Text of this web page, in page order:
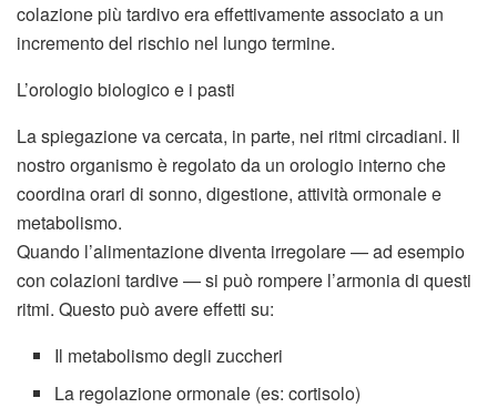
colazione più tardivo era effettivamente associato a un
incremento del rischio nel lungo termine.
L’orologio biologico e i pasti
La spiegazione va cercata, in parte, nei ritmi circadiani. Il
nostro organismo è regolato da un orologio interno che
coordina orari di sonno, digestione, attività ormonale e
metabolismo.
Quando l’alimentazione diventa irregolare — ad esempio
con colazioni tardive — si può rompere l’armonia di questi
ritmi. Questo può avere effetti su:
Il metabolismo degli zuccheri
La regolazione ormonale (es: cortisolo)